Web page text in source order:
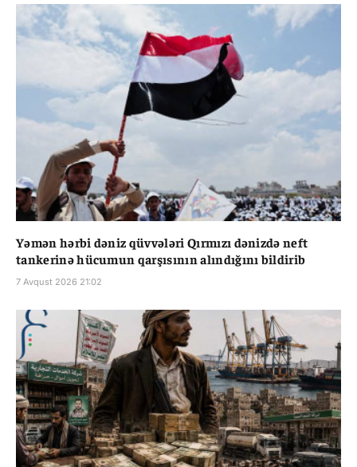
Yəmən hərbi dəniz qüvvələri Qırmızı dənizdə neft
tankerinə hücumun qarşısının alındığını bildirib
7 Avqust 2026 21:02